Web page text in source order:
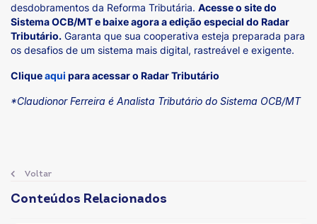
desdobramentos da Reforma Tributária. Acesse o site do
Sistema OCB/MT e baixe agora a edição especial do Radar
Tributário. Garanta que sua cooperativa esteja preparada para
os desafios de um sistema mais digital, rastreável e exigente.
Cliqueaqui para acessar o Radar Tributário
*Claudionor Ferreira é Analista Tributário do Sistema OCB/MT
Voltar
Conteúdos Relacionados